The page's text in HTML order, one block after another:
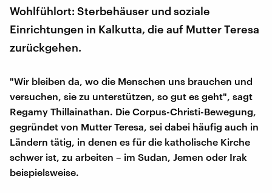
Wohlfühlort: Sterbehäuser und soziale
Einrichtungen in Kalkutta, die auf Mutter Teresa
zurückgehen.
"Wir bleiben da, wo die Menschen uns brauchen und
versuchen, sie zu unterstützen, so gut es geht", sagt
Regamy Thillainathan. Die Corpus-Christi-Bewegung,
gegründet von Mutter Teresa, sei dabei häufig auch in
Ländern tätig, in denen es für die katholische Kirche
schwer ist, zu arbeiten – im Sudan, Jemen oder Irak
beispielsweise.